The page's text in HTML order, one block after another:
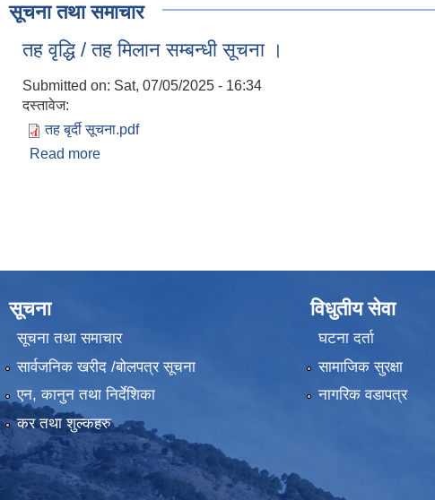
सूचना तथा समाचार
तह वृद्धि / तह मिलान सम्बन्धी सूचना ।
Submitted on: Sat, 07/05/2025 - 16:34
दस्तावेज:
तह बृर्दी सूचना.pdf
Read more
सूचना
सूचना तथा समाचार
सार्वजनिक खरीद /बोलपत्र सूचना
एन, कानुन तथा निर्देशिका
कर तथा शुल्कहरु
विधुतीय सेवा
घटना दर्ता
सामाजिक सुरक्षा
नागरिक वडापत्र